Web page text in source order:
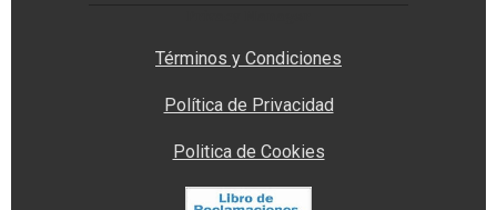
Términos y Condiciones
Política de Privacidad
Politica de Cookies